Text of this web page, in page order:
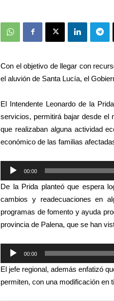
Con el objetivo de llegar con
el aluvión de Santa Lucía, el
El Intendente Leonardo de la
servicios, permitirá bajar desde el
que realizaban alguna actividad
económico de las familias
Reproductor
de
audio
00:00
De la Prida planteó que espera
cambios y readecuaciones en
programas de fomento y ayuda
provincia de Palena, que se han
Reproductor
de
audio
00:00
El jefe regional, además enfatizó
permiten, con una modificación en